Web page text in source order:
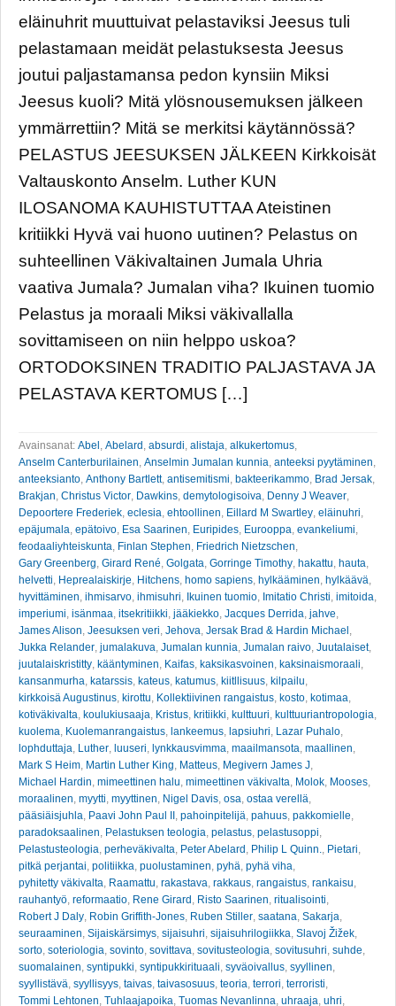
eläinuhrit muuttuivat pelastaviksi Jeesus tuli
pelastamaan meidät pelastuksesta Jeesus
joutui paljastamansa pedon kynsiin Miksi
Jeesus kuoli? Mitä ylösnousemuksen jälkeen
ymmärrettiin? Mitä se merkitsi käytännössä?
PELASTUS JEESUKSEN JÄLKEEN Kirkkoisät
Valtauskonto Anselm. Luther KUN
ILOSANOMA KAUHISTUTTAA Ateistinen
kritiikki Hyvä vai huono uutinen? Pelastus on
suhteellinen Väkivaltainen Jumala Uhria
vaativa Jumala? Jumalan viha? Ikuinen tuomio
Pelastus ja moraali Miksi väkivallalla
sovittamiseen on niin helppo uskoa?
ORTODOKSINEN TRADITIO PALJASTAVA JA
PELASTAVA KERTOMUS […]
Avainsanat: Abel , Abelard , absurdi, alistaja, alkukertomus,
Anselm Canterburilainen, Anselmin Jumalan kunnia, anteeksi pyytäminen,
anteeksianto, Anthony Bartlett, antisemitismi, bakteerikammo, Brad Jersak,
Brakjan, Christus Victor, Dawkins, demytologisoiva, Denny J Weaver,
Depoortere Frederiek, eclesia, ehtoollinen, Eillard M Swartley, eläinuhri,
epäjumala, epätoivo, Esa Saarinen, Euripides, Eurooppa, evankeliumi,
feodaaliyhteiskunta, Finlan Stephen, Friedrich Nietzschen,
Gary Greenberg, Girard René, Golgata, Gorringe Timothy, hakattu, hauta,
helvetti, Heprealaiskirje, Hitchens, homo sapiens, hylkääminen, hylkäävä,
hyvittäminen, ihmisarvo, ihmisuhri, Ikuinen tuomio, Imitatio Christi, imitoida,
imperiumi, isänmaa, itsekritiikki, jääkiekko, Jacques Derrida, jahve,
James Alison, Jeesuksen veri, Jehova, Jersak Brad & Hardin Michael ,
Jukka Relander, jumalakuva, Jumalan kunnia, Jumalan raivo, Juutalaiset,
juutalaiskristitty, kääntyminen, Kaifas, kaksikasvoinen, kaksinaismoraali,
kansanmurha, katarssis, kateus, katumus, kiitllisuus, kilpailu,
kirkkoisä Augustinus, kirottu, Kollektiivinen rangaistus, kosto, kotimaa,
kotiväkivalta, koulukiusaaja, Kristus, kritiikki, kulttuuri, kulttuuriantropologia,
kuolema, Kuolemanrangaistus, lankeemus, lapsiuhri, Lazar Puhalo,
lophduttaja, Luther, luuseri, lynkkausvimma, maailmansota, maallinen,
Mark S Heim, Martin Luther King, Matteus, Megivern James J,
Michael Hardin, mimeettinen halu, mimeettinen väkivalta, Molok, Mooses,
moraalinen, myytti, myyttinen, Nigel Davis, osa, ostaa verellä,
pääsiäisjuhla, Paavi John Paul II , pahoinpitelijä, pahuus, pakkomielle,
paradoksaalinen, Pelastuksen teologia, pelastus, pelastusoppi,
Pelastusteologia, perheväkivalta, Peter Abelard , Philip L Quinn., Pietari,
pitkä perjantai, politiikka, puolustaminen, pyhä, pyhä viha,
pyhitetty väkivalta, Raamattu, rakastava, rakkaus, rangaistus, rankaisu,
rauhantyö, reformaatio, Rene Girard , Risto Saarinen, ritualisointi,
Robert J Daly, Robin Griffith-Jones, Ruben Stiller, saatana, Sakarja,
seuraaminen, Sijaiskärsimys, sijaisuhri, sijaisuhrilogiikka, Slavoj Žižek,
sorto, soteriologia, sovinto, sovittava, sovitusteologia, sovitusuhri, suhde,
suomalainen, syntipukki, syntipukkirituaali, syväoivallus, syyllinen,
syyllistävä, syyllisyys, taivas, taivasosuus, teoria, terrori, terroristi,
Tommi Lehtonen, Tuhlaajapoika, Tuomas Nevanlinna, uhraaja, uhri,